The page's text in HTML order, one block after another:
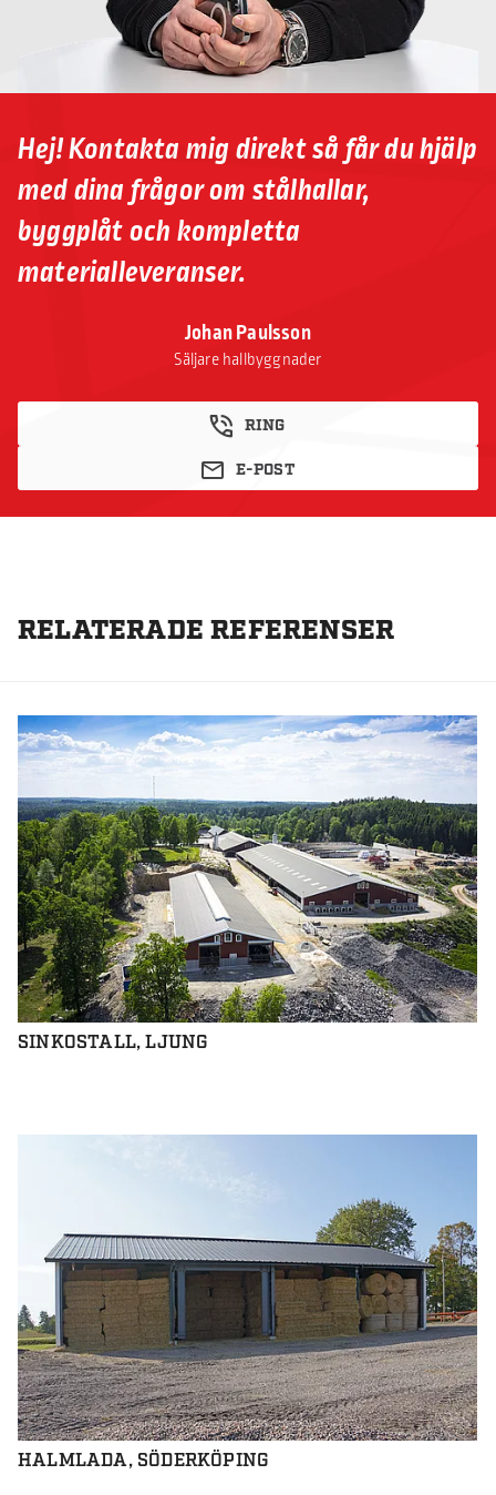
Johan Paulsson
Säljare hallbyggnader
RING
E-POST
Hej! Kontakta mig direkt så får du hjälp
med dina frågor om stålhallar,
byggplåt och kompletta
materialleveranser.
RELATERADE REFERENSER
SINKOSTALL, LJUNG
HALMLADA, SÖDERKÖPING